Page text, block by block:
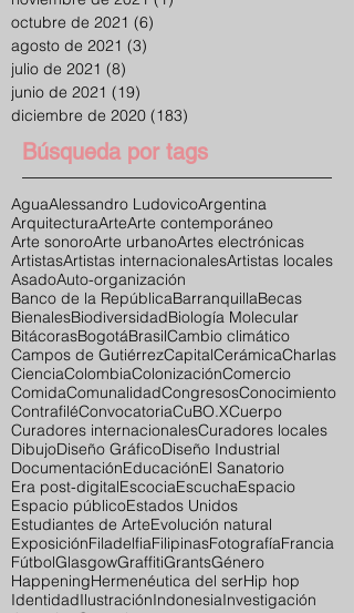
octubre de 2021 (6)
agosto de 2021 (3)
julio de 2021 (8)
junio de 2021 (19)
diciembre de 2020 (183)
Búsqueda por tags
AguaAlessandro LudovicoArgentina
ArquitecturaArteArte contemporáneo
Arte sonoroArte urbanoArtes electrónicas
ArtistasArtistas internacionalesArtistas locales
AsadoAuto-organización
Banco de la RepúblicaBarranquillaBecas
BienalesBiodiversidadBiología Molecular
BitácorasBogotáBrasilCambio climático
Campos de GutiérrezCapitalCerámicaCharlas
CienciaColombiaColonizaciónComercio
ComidaComunalidadCongresosConocimiento
ContrafiléConvocatoriaCuBO.XCuerpo
Curadores internacionalesCuradores locales
DibujoDiseño GráficoDiseño Industrial
DocumentaciónEducaciónEl Sanatorio
Era post-digitalEscociaEscuchaEspacio
Espacio públicoEstados Unidos
Estudiantes de ArteEvolución natural
ExposiciónFiladelfiaFilipinasFotografíaFrancia
FútbolGlasgowGraffitiGrantsGénero
HappeningHermenéutica del serHip hop
IdentidadIlustraciónIndonesiaInvestigación